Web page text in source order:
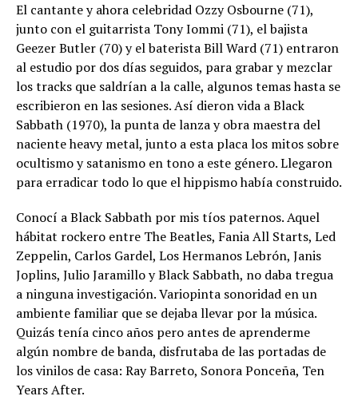
El cantante y ahora celebridad Ozzy Osbourne (71),
junto con el guitarrista Tony Iommi (71), el bajista
Geezer Butler (70) y el baterista Bill Ward (71) entraron
al estudio por dos días seguidos, para grabar y mezclar
los tracks que saldrían a la calle, algunos temas hasta se
escribieron en las sesiones. Así dieron vida a Black
Sabbath (1970), la punta de lanza y obra maestra del
naciente heavy metal, junto a esta placa los mitos sobre
ocultismo y satanismo en tono a este género. Llegaron
para erradicar todo lo que el hippismo había construido.
Conocí a Black Sabbath por mis tíos paternos. Aquel
hábitat rockero entre The Beatles, Fania All Starts, Led
Zeppelin, Carlos Gardel, Los Hermanos Lebrón, Janis
Joplins, Julio Jaramillo y Black Sabbath, no daba tregua
a ninguna investigación. Variopinta sonoridad en un
ambiente familiar que se dejaba llevar por la música.
Quizás tenía cinco años pero antes de aprenderme
algún nombre de banda, disfrutaba de las portadas de
los vinilos de casa: Ray Barreto, Sonora Ponceña, Ten
Years After.